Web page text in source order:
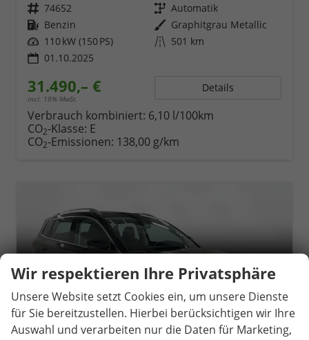
Fahrzeugnr. 74652 Getriebe Automatik
Kraftstoff Benzin Außenfarbe Graphitgrau Metallic
Leistung 110 kW (150 PS) Kilometerstand 501 km
01.10.2025
31.490,– €
incl. 19% MwSt.
Details
Verbrauch kombiniert: 6,10 l/100km
CO2-Klasse: E
CO2-Emissionen: 138,00 g/km
Wir respektieren Ihre Privatsphäre
Unsere Website setzt Cookies ein, um unsere Dienste
für Sie bereitzustellen. Hierbei berücksichtigen wir Ihre
Auswahl und verarbeiten nur die Daten für Marketing,